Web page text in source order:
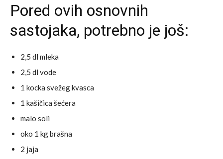
Pored ovih osnovnih
sastojaka, potrebno je još:
2,5 dl mleka
2,5 dl vode
1 kocka svežeg kvasca
1 kašičica šećera
malo soli
oko 1 kg brašna
2 jaja